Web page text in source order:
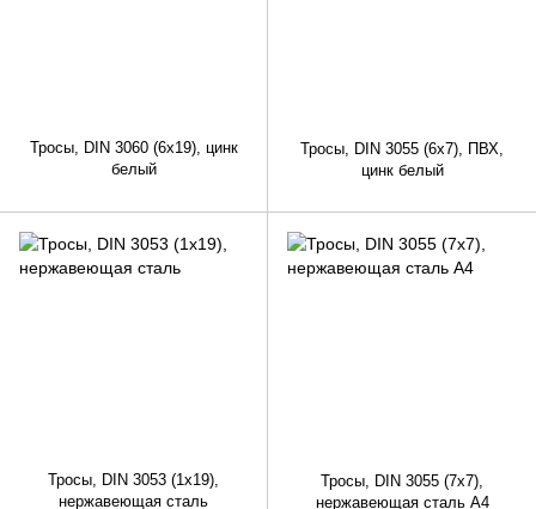
Тросы, DIN 3060 (6x19), цинк
белый
Тросы, DIN 3055 (6x7), ПВХ,
цинк белый
Тросы, DIN 3053 (1x19),
нержавеющая сталь
Тросы, DIN 3055 (7x7),
нержавеющая сталь A4